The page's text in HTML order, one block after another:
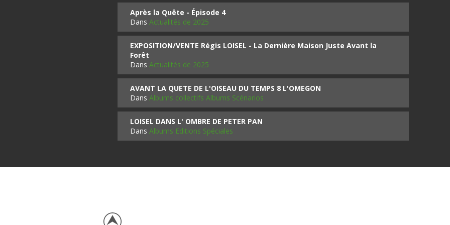
Après la Quête - Épisode 4
Dans Actualités de 2025
EXPOSITION/VENTE Régis LOISEL - La Dernière Maison Juste Avant la
Forêt
Dans Actualités de 2025
AVANT LA QUETE DE L'OISEAU DU TEMPS 8 L'OMEGON
Dans Albums collectifs Albums Scénarios
LOISEL DANS L' OMBRE DE PETER PAN
Dans Albums Editions Spéciales